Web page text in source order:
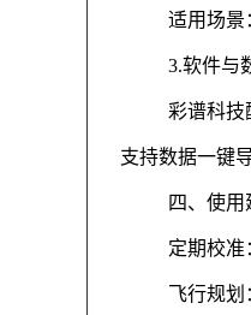
适用场景
3.软件与
彩谱科技
支持数据一键
四、使
定期校准
飞行规划